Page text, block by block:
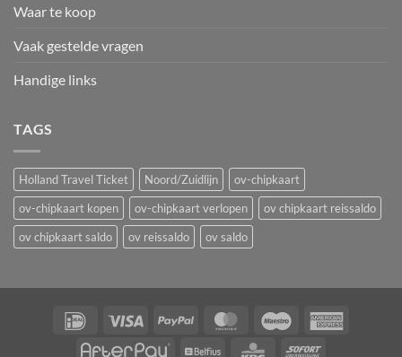
Waar te koop
Vaak gestelde vragen
Handige links
TAGS
Holland Travel Ticket Noord/Zuidlijn
ov-chipkaart
ov-chipkaart kopen
ov-chipkaart verlopen
ov chipkaart reissaldo
ov chipkaart saldo
ov reissaldo ov saldo
IDeal Visa PayPal MasterCardMaestro
AfterPayBelfius KBC Sofort